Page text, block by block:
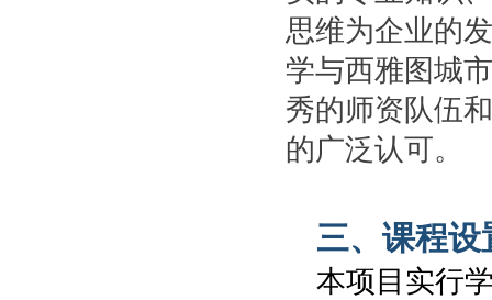
思维为企业的
学与西雅图城
秀的师资队伍
的广泛认可。
三、课程设
本项目实行